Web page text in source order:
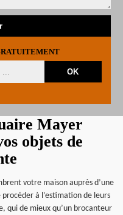
Mayer
objets de
votre maison auprès d’une
à l’estimation de leurs
qui de mieux qu’un brocanteur